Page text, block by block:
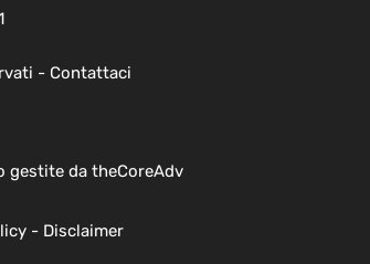
- Contattaci
da theCoreAdv
- Disclaimer